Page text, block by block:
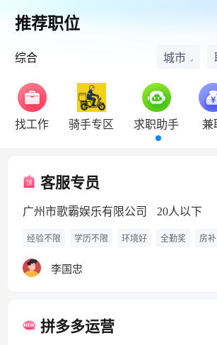
推荐职位
综合 城市
找工作 骑手专区 求职助手 兼
客服专员
广州市歌霸娱乐有限公司 20人以下
经验不限 学历不限 环境好 全勤奖 房补
李国忠
拼多多运营